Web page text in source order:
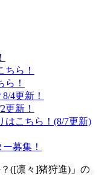
ちら！
ら！
4更新！
更新！
はこちら！(8/7更新)
募集！
([凛々]猪狩進)」の